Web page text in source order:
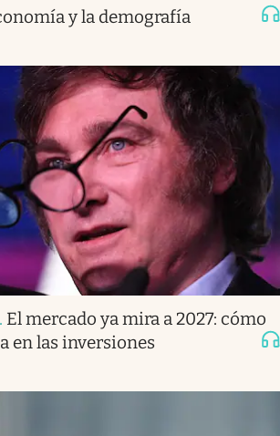
y la demografía
. El mercado ya mira a 2027: cómo
en las inversiones